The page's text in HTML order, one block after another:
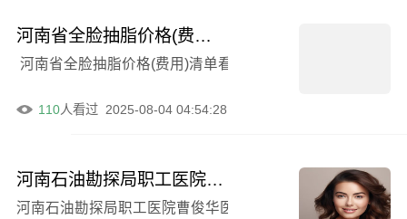
河南省全脸抽脂价格(费用)清单看看不会错-河南省全脸抽脂大概需要费用是多少钱
河南省全脸抽脂价格(费用)清单看看不会错-河南省全脸抽
2025-08-04 04:54:28
110人看过
河南石油勘探局职工医院曹俊华医生做背部吸脂怎么样？2025年价格表与真实案例分享
河南石油勘探局职工医院曹俊华医生做背部吸脂怎么样？